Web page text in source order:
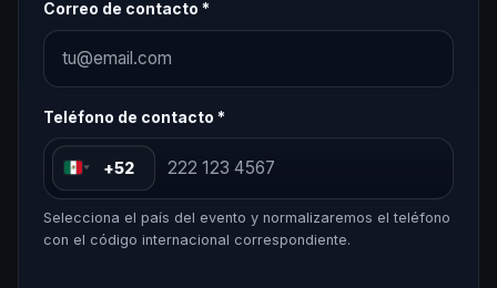
Correo de contacto *
Teléfono de contacto *
+52
Selecciona el país del evento y normalizaremos el teléfono
con el código internacional correspondiente.